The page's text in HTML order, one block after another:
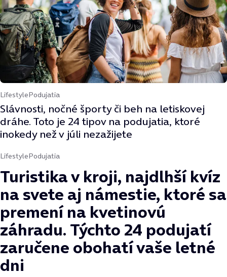
LifestylePodujatia
Slávnosti, nočné športy či beh na letiskovej
dráhe. Toto je 24 tipov na podujatia, ktoré
inokedy než v júli nezažijete
LifestylePodujatia
Turistika v kroji, najdlhší kvíz
na svete aj námestie, ktoré sa
premení na kvetinovú
záhradu. Týchto 24 podujatí
zaručene obohatí vaše letné
dni